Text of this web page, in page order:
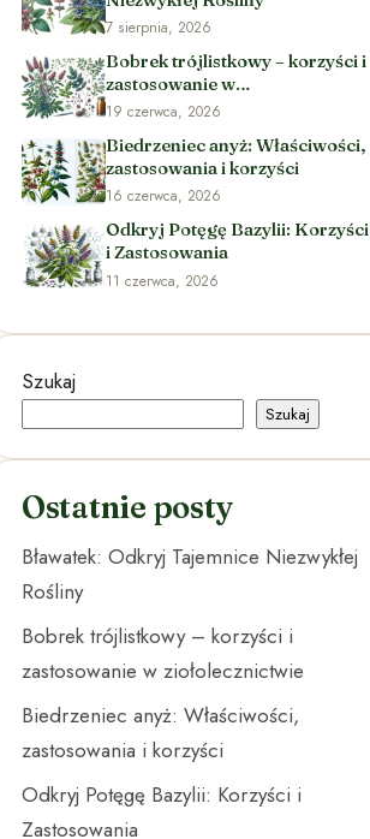
7 sierpnia, 2026
Bobrek trójlistkowy – korzyści i
zastosowanie w
ziołolecznictwie
19 czerwca, 2026
Biedrzeniec anyż: Właściwości,
zastosowania i korzyści
16 czerwca, 2026
Odkryj Potęgę Bazylii: Korzyści
i Zastosowania
11 czerwca, 2026
Szukaj
Szukaj
Ostatnie posty
Bławatek: Odkryj Tajemnice Niezwykłej
Rośliny
Bobrek trójlistkowy – korzyści i
zastosowanie w ziołolecznictwie
Biedrzeniec anyż: Właściwości,
zastosowania i korzyści
Odkryj Potęgę Bazylii: Korzyści i
Zastosowania